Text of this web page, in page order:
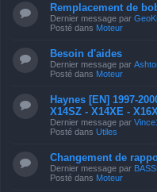
Remplacement de
Dernier message par
Posté dans Moteur
Besoin d'aides
Dernier message par
Posté dans Moteur
Haynes [EN] 1997-
X14SZ - X14XE -
Dernier message par
Posté dans Utiles
Changement de
Dernier message par
Posté dans Moteur